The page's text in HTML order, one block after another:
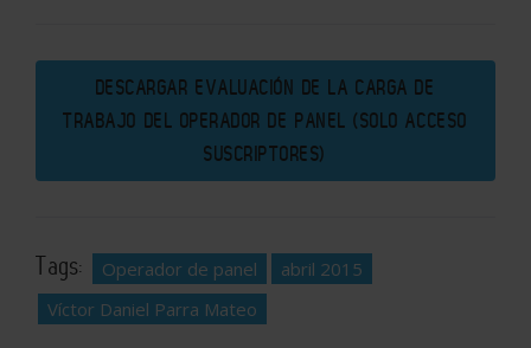
DESCARGAR EVALUACIÓN DE LA CARGA DE
TRABAJO DEL OPERADOR DE PANEL (SOLO ACCESO
SUSCRIPTORES)
Tags: Operador de panel
abril 2015
Víctor Daniel Parra Mateo